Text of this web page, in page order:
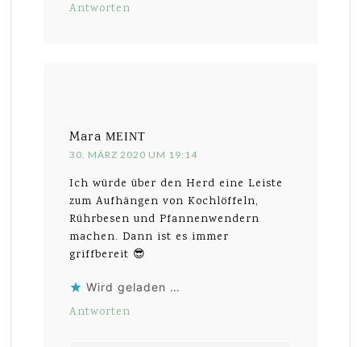
Antworten
Mara MEINT
30. MÄRZ 2020 UM 19:14
Ich würde über den Herd eine Leiste
zum Aufhängen von Kochlöffeln,
Rührbesen und Pfannenwendern
machen. Dann ist es immer
griffbereit 😎
Wird geladen …
Antworten